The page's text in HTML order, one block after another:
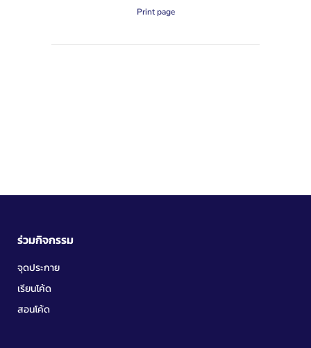
Print page
ร่วมกิจกรรม
จุดประกาย
เรียนโค้ด
สอนโค้ด